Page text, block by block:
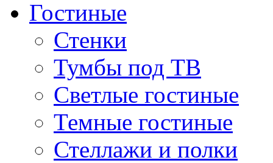
Гостиные
Стенки
Тумбы под ТВ
Светлые гостиные
Темные гостиные
Стеллажи и полки